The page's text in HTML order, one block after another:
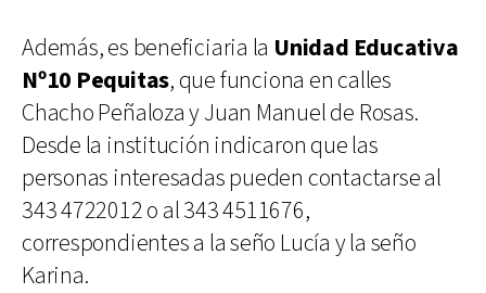
Además, es beneficiaria la Unidad Educativa
Nº10 Pequitas, que funciona en calles
Chacho Peñaloza y Juan Manuel de Rosas.
Desde la institución indicaron que las
personas interesadas pueden contactarse al
343 4722012 o al 343 4511676,
correspondientes a la seño Lucía y la seño
Karina.